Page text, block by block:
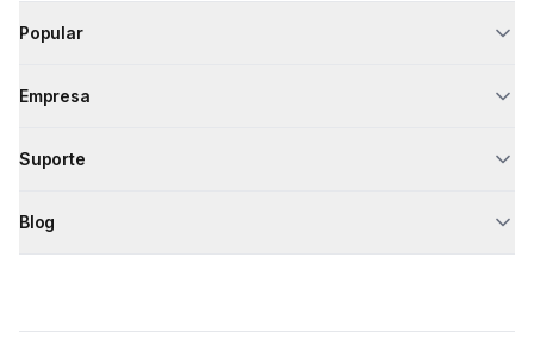
Popular
Empresa
Suporte
Blog